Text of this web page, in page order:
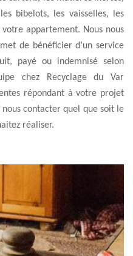
bibelots, les vaisselles, les
appartement. Nous nous
de bénéficier d’un service
payé ou indemnisé selon
chez Recyclage du Var
répondant à votre projet
nous contacter quel que soit le
réaliser.